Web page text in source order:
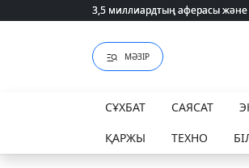
3,5 миллиардтың аферасы және
3,5 миллиардтың аферасы және
МӘЗІР
СҰХБАТ САЯСАТ
ҚАРЖЫ
ТЕХНО